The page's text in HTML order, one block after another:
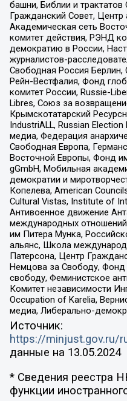
башни, Библии и
Гражданский Совет, Центр
Академическая сеть
комитет действия, РЭНД
демократию в России,
журналистов-
Свободная Россия
Рейн-Вестфалия, Фонд
комитет России, Russie-
Libres, Союз за
Крымскотатарский
IndustriALL, Russian
медиа, Федерация
Свободная Европа,
Восточной Европы, Фонд
gGmbH, Мобильная
демократии и
Копелева, American
Cultural Vistas, Institute of
Антивоенное движение
международных отношений
им Питера Мунка,
альянс, Школа
Патерсона, Центр
Немцова за Свободу,
свободу, Феминистское
Комитет независимости
Occupation of Karelia,
медиа, Либерально-
Источник:
https://minjust.gov.ru/
данные на 13.05.2024
* Сведения реестра
функции